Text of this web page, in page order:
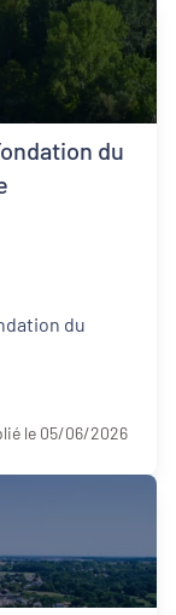
du
du
le 05/06/2026